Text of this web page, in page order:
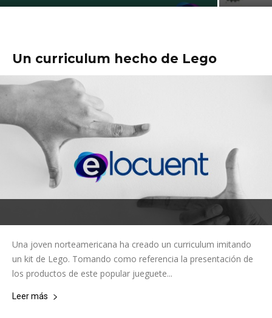
Un curriculum hecho de Lego
Una joven norteamericana ha creado un curriculum imitando
un kit de Lego. Tomando como referencia la presentación de
los productos de este popular jueguete...
Leer más